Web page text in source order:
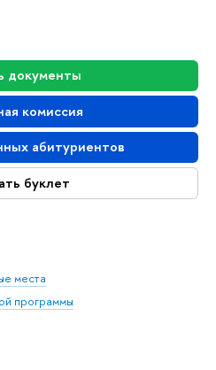
документы
комиссия
абитуриентов
буклет
места
программы